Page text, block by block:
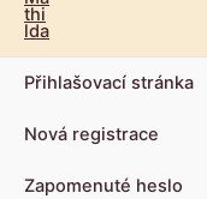
Přihlašovací stránka
Nová registrace
Zapomenuté heslo